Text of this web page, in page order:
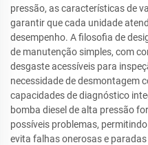
pressão, as características de
garantir que cada unidade
desempenho. A filosofia de
de manutenção simples, com
desgaste acessíveis para
necessidade de desmontagem
capacidades de diagnóstico
bomba diesel de alta pressão
possíveis problemas,
evita falhas onerosas e